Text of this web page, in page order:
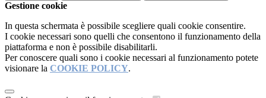
Gestione cookie
In questa schermata è possibile scegliere quali cookie consentire.
I cookie necessari sono quelli che consentono il funzionamento della
piattaforma e non è possibile disabilitarli.
Per conoscere quali sono i cookie necessari al funzionamento potete
visionare la COOKIE POLICY.